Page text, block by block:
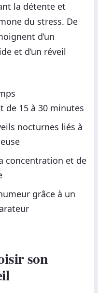
la détente et
du stress. De
d’un
et d’un réveil
de 15 à 30 minutes
nocturnes liés à
concentration et de
grâce à un
son